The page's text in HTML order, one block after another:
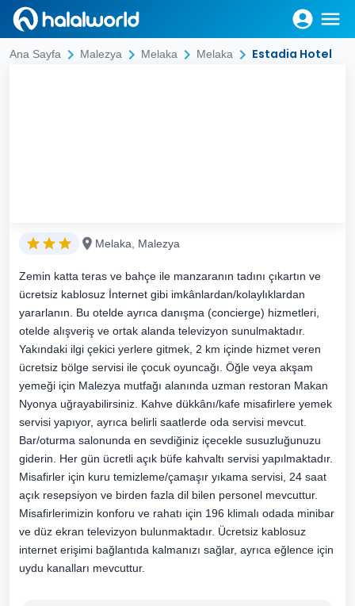
Ana Sayfa Malezya Melaka Melaka Estadia Hotel
Melaka, Malezya
Zemin katta teras ve bahçe ile manzaranın tadını çıkartın ve
ücretsiz kablosuz İnternet gibi imkânlardan/kolaylıklardan
yararlanın. Bu otelde ayrıca danışma (concierge) hizmetleri,
otelde alışveriş ve ortak alanda televizyon sunulmaktadır.
Yakındaki ilgi çekici yerlere gitmek, 2 km içinde hizmet veren
ücretsiz bölge servisi ile çocuk oyuncağı. Öğle veya akşam
yemeği için Malezya mutfağı alanında uzman restoran Makan
Nyonya uğrayabilirsiniz. Kahve dükkânı/kafe misafirlere yemek
servisi yapıyor, ayrıca belirli saatlerde oda servisi mevcut.
Bar/oturma salonunda en sevdiğiniz içecekle susuzluğunuzu
giderin. Her gün ücretli açık büfe kahvaltı servisi yapılmaktadır.
Misafirler için kuru temizleme/çamaşır yıkama servisi, 24 saat
açık resepsiyon ve birden fazla dil bilen personel mevcuttur.
Misafirlerimizin konforu ve rahatı için 196 klimalı odada minibar
ve düz ekran televizyon bulunmaktadır. Ücretsiz kablosuz
internet erişimi bağlantıda kalmanızı sağlar, ayrıca eğlence için
uydu kanalları mevcuttur.